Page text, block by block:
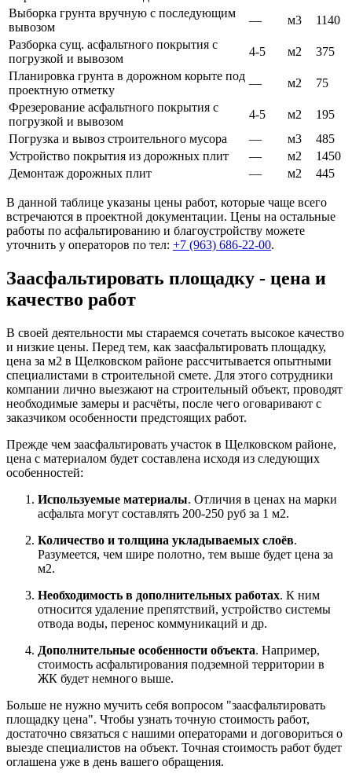
Выборка грунта вручную с последующим
вывозом
— м3
1140
Разборка сущ. асфальтного покрытия с
погрузкой и вывозом
4-5 м2
375
Планировка грунта в дорожном корыте под
проектную отметку
— м2
75
Фрезерование асфальтного покрытия с
погрузкой и вывозом
4-5 м2
195
Погрузка и вывоз строительного мусора
— м3
485
Устройство покрытия из дорожных плит
— м2
1450
Демонтаж дорожных плит
— м2 445
В данной таблице указаны цены работ, которые чаще всего
встречаются в проектной документации. Цены на остальные
работы по асфальтированию и благоустройству можете
уточнить у операторов по тел: +7 (963) 686-22-00.
Заасфальтировать площадку - цена и
качество работ
В своей деятельности мы стараемся сочетать высокое качество
и низкие цены. Перед тем, как заасфальтировать площадку,
цена за м2 в Щелковском районе рассчитывается опытными
специалистами в строительной смете. Для этого сотрудники
компании лично выезжают на строительный объект, проводят
необходимые замеры и расчёты, после чего оговаривают с
заказчиком особенности предстоящих работ.
Прежде чем заасфальтировать участок в Щелковском районе,
цена с материалом будет составлена исходя из следующих
особенностей:
Используемые материалы. Отличия в ценах на марки
асфальта могут составлять 200-250 руб за 1 м2.
Количество и толщина укладываемых слоёв.
Разумеется, чем шире полотно, тем выше будет цена за
м2.
Необходимость в дополнительных работах. К ним
относится удаление препятствий, устройство системы
отвода воды, перенос коммуникаций и др.
Дополнительные особенности объекта. Например,
стоимость асфальтирования подземной территории в
ЖК будет немного выше.
Больше не нужно мучить себя вопросом "заасфальтировать
площадку цена". Чтобы узнать точную стоимость работ,
достаточно связаться с нашими операторами и договориться о
выезде специалистов на объект. Точная стоимость работ будет
оглашена уже в день вашего обращения.